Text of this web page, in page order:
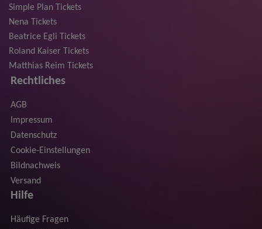
Simple Plan Tickets
Nena Tickets
Beatrice Egli Tickets
Roland Kaiser Tickets
Matthias Reim Tickets
Rechtliches
AGB
Impressum
Datenschutz
Cookie-Einstellungen
Bildnachweis
Versand
Hilfe
Häufige Fragen